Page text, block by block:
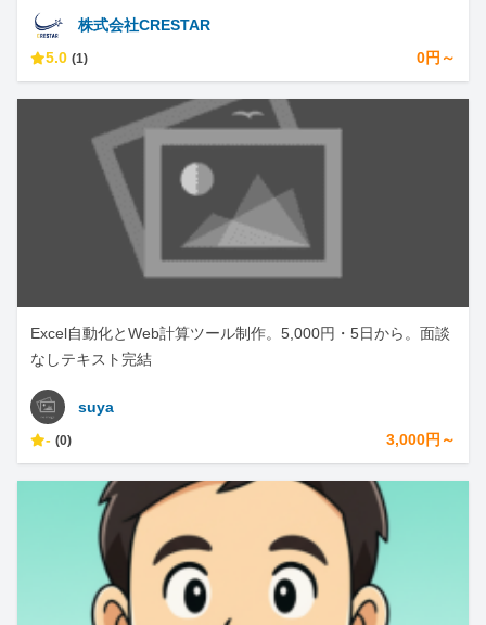
株式会社CRESTAR
5.0 (1) 0円～
Excel自動化とWeb計算ツール制作。5,000円・5日から。面談
なしテキスト完結
suya
- (0) 3,000円～